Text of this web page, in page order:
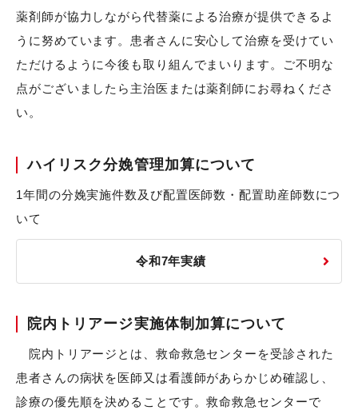
薬剤師が協力しながら代替薬による治療が提供できるよ
うに努めています。患者さんに安心して治療を受けてい
ただけるように今後も取り組んでまいります。ご不明な
点がございましたら主治医または薬剤師にお尋ねくださ
い。
ハイリスク分娩管理加算について
1年間の分娩実施件数及び配置医師数・配置助産師数につ
いて
令和7年実績
院内トリアージ実施体制加算について
院内トリアージとは、救命救急センターを受診された
患者さんの病状を医師又は看護師があらかじめ確認し、
診療の優先順を決めることです。救命救急センターで